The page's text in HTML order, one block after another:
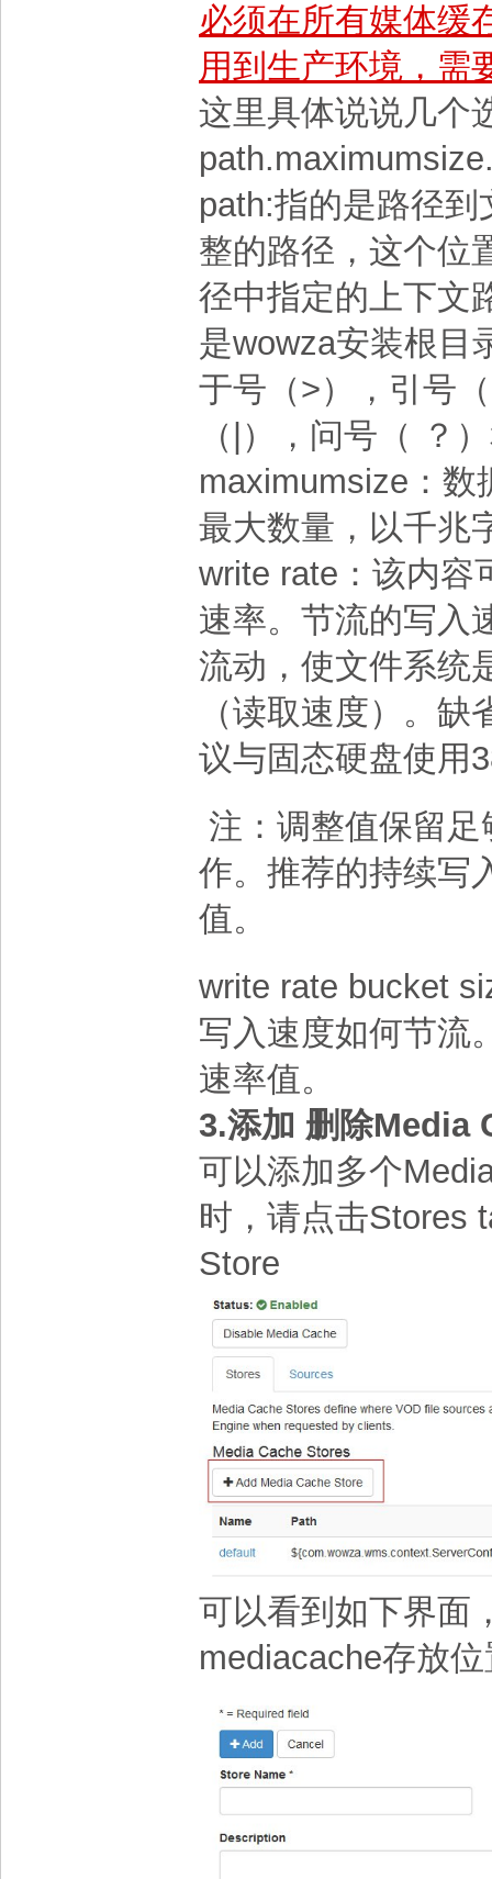
必须在所有媒体缓
用到生产环境，需
这里具体说说几个
path:指的是路径
整的路径，这个位
径中指定的上下文
是wowza安装根目
于号（>），引号
（|），问号（ ？
maximumsize：数
最大数量，以千兆
write rate：该内容
速率。节流的写入
流动，使文件系统
（读取速度）。
议与固态硬盘使用
注：调整值保留
作。推荐的持续写
值。
write rate bucket
写入速度如何节流
速率值。
3.添加 删除Media
可以添加多个
时，请点击Stores
Store
可以看到如下界面
mediacache存放